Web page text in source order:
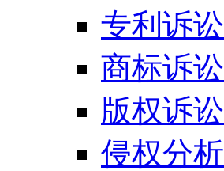
专利诉讼
商标诉讼
版权诉讼
侵权分析